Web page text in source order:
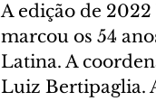
A edição de
marcou os 54
Latina. A
Luiz Bertipaglia.